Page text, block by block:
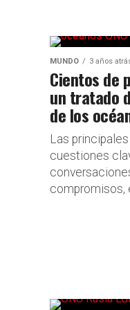
MUNDO 3 años
Cientos de
un tratado
de los
Las
cuestiones
compromisos,